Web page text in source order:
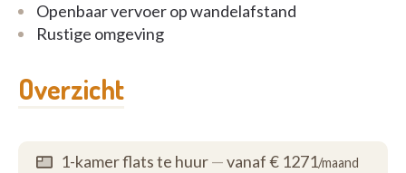
Openbaar vervoer op wandelafstand
Rustige omgeving
Overzicht
1-kamer flats te huur—vanaf € 1271/maand